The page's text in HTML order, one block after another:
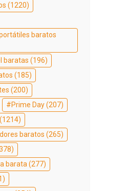
(1220)
baratos
baratas (196)
(185)
(200)
Prime Day(207)
(1214)
baratos (265)
barata (277)